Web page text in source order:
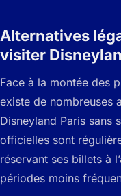
Alternatives
visiter
Face à la montée des
existe de nombreuses
Disneyland Paris sans
officielles sont
réservant ses billets à
périodes moins